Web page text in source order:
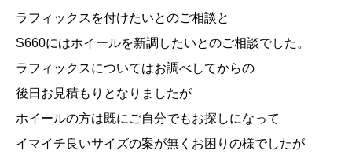
ラフィックスを付けたいとのご相談と
S660にはホイールを新調したいとのご相談でした。
ラフィックスについてはお調べしてからの
後日お見積もりとなりましたが
ホイールの方は既にご自分でもお探しになって
イマイチ良いサイズの案が無くお困りの様でしたが